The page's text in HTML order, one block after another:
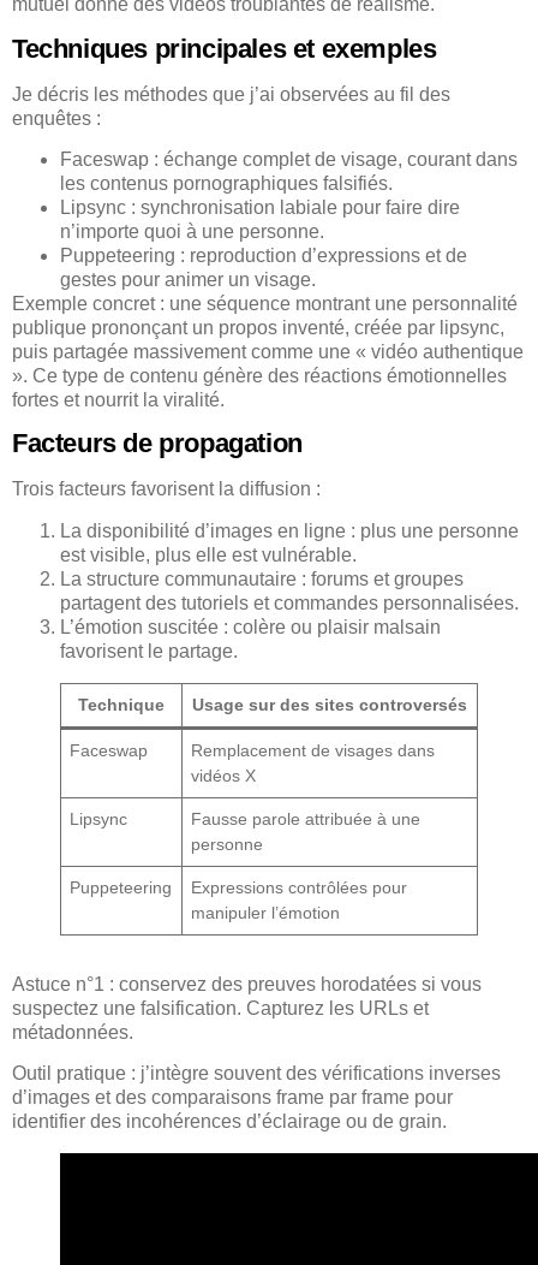
mutuel donne des vidéos troublantes de réalisme.
Techniques principales et exemples
Je décris les méthodes que j’ai observées au fil des
enquêtes :
Faceswap : échange complet de visage, courant dans
les contenus pornographiques falsifiés.
Lipsync : synchronisation labiale pour faire dire
n’importe quoi à une personne.
Puppeteering : reproduction d’expressions et de
gestes pour animer un visage.
Exemple concret : une séquence montrant une personnalité
publique prononçant un propos inventé, créée par lipsync,
puis partagée massivement comme une « vidéo authentique
». Ce type de contenu génère des réactions émotionnelles
fortes et nourrit la viralité.
Facteurs de propagation
Trois facteurs favorisent la diffusion :
La disponibilité d’images en ligne : plus une personne
est visible, plus elle est vulnérable.
La structure communautaire : forums et groupes
partagent des tutoriels et commandes personnalisées.
L’émotion suscitée : colère ou plaisir malsain
favorisent le partage.
Technique Usage sur des sites controversés
Faceswap
Remplacement de visages dans
vidéos X
Lipsync
Fausse parole attribuée à une
personne
Puppeteering
Expressions contrôlées pour
manipuler l’émotion
Astuce n°1 : conservez des preuves horodatées si vous
suspectez une falsification. Capturez les URLs et
métadonnées.
Outil pratique : j’intègre souvent des vérifications inverses
d’images et des comparaisons frame par frame pour
identifier des incohérences d’éclairage ou de grain.